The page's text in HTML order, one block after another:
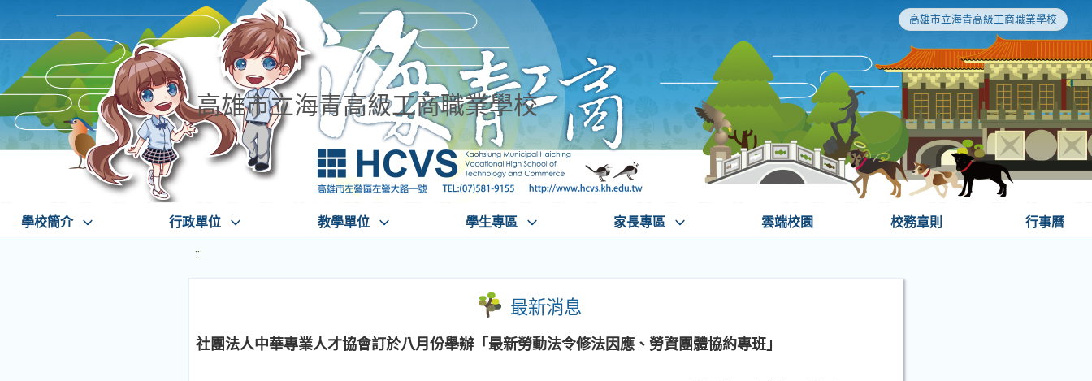
高雄市立海青高級工商職業學校
高雄市立海青高級工商職業學校
學校簡介 行政單位 教學單位 學生專區 家長專區 雲端校園 校務章則 行事曆
:::
最新消息
社團法人中華專業人才協會訂於八月份舉辦「最新勞動法令修法因應、勞資團體協約專班」